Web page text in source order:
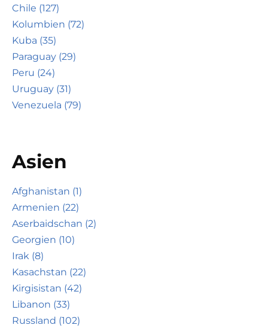
Chile (127)
Kolumbien (72)
Kuba (35)
Paraguay (29)
Peru (24)
Uruguay (31)
Venezuela (79)
Asien
Afghanistan (1)
Armenien (22)
Aserbaidschan (2)
Georgien (10)
Irak (8)
Kasachstan (22)
Kirgisistan (42)
Libanon (33)
Russland (102)